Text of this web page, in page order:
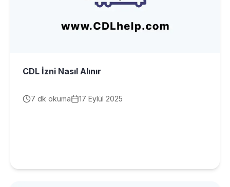
CDL İzni Nasıl Alınır
7 dk okuma 17 Eylül 2025